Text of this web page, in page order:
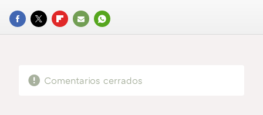
FACEBOOK
TWITTERFLIPBOARD
E-
WHATSAPP
Comentarios cerrados